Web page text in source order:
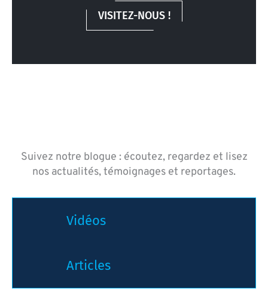
VISITEZ-NOUS !
Suivez notre blogue : écoutez, regardez et lisez
nos actualités, témoignages et reportages.
Vidéos
Articles